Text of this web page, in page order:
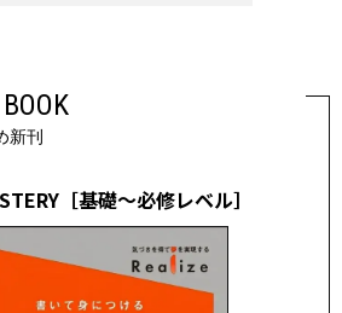
新刊
［基礎～必修レベル］